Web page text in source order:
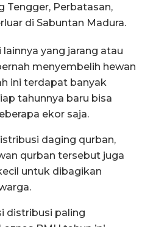
Tengger, Perbatasan,
di Sabuntan Madura.
lainnya yang jarang atau
menyembelih hewan
ini terdapat banyak
tahunnya baru bisa
ekor saja.
daging qurban,
qurban tersebut juga
untuk dibagikan
distribusi paling